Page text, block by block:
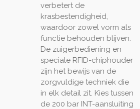
verbetert de
krasbestendigheid,
waardoor zowel vorm als
functie behouden blijven.
De zuigerbediening en
speciale RFID-chiphouder
zijn het bewijs van de
zorgvuldige techniek die
in elk detail zit. Kies tussen
de 200 bar INT-aansluiting